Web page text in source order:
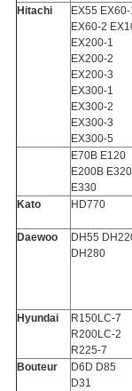
Hitachi
EX55 EX60-
EX60-2
EX200-1
EX200-2
EX200-3
EX300-1
EX300-2
EX300-3
EX300-5
E70B E120
E200B E320
E330
Kato
HD770
Daewoo
DH55
DH280
Hyundai
R150LC-7
R200LC-2
R225-7
Bouteur
D6D D85
D31